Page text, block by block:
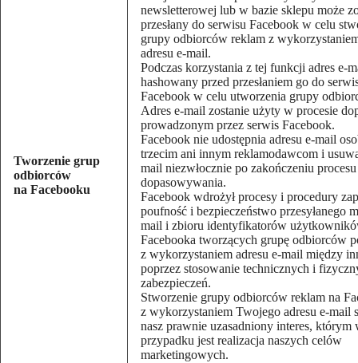
Tworzenie grup
odbiorców
na Facebooku
newsletterowej lub w bazie sklepu może
przesłany do serwisu Facebook w celu
grupy odbiorców reklam z
adresu e-mail.
Podczas korzystania z tej funkcji adres e-
hashowany przed przesłaniem go do
Facebook w celu utworzenia grupy
Adres e-mail zostanie użyty w procesie
prowadzonym przez serwis Facebook.
Facebook nie udostępnia adresu e-mail
trzecim ani innym reklamodawcom i
mail niezwłocznie po zakończeniu procesu
dopasowywania.
Facebook wdrożył procesy i procedury
poufność i bezpieczeństwo przesyłanego
mail i zbioru identyfikatorów
Facebooka tworzących grupę odbiorców
z wykorzystaniem adresu e-mail między
poprzez stosowanie technicznych i
zabezpieczeń.
Stworzenie grupy odbiorców reklam na
z wykorzystaniem Twojego adresu e-mail
nasz prawnie uzasadniony interes, którym
przypadku jest realizacja naszych celów
marketingowych.